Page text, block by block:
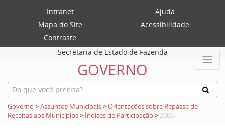
Intranet
Ajuda
Mapa do Site
Acessibilidade
Contraste
Secretaria de Estado de Fazenda
GOVERNO
Governo >Assuntos Municipais>Orientações sobre Repasse de
Receitas aos Municípios> Índices de Participação > 2006